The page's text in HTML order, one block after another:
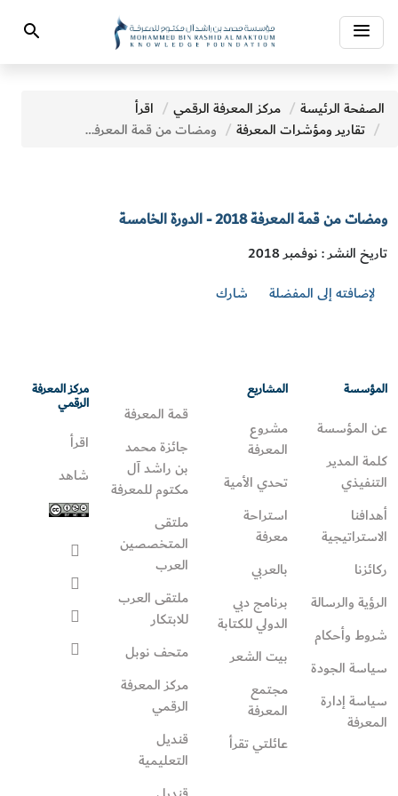
Toggle
navigation
Search
الصفحة الرئيسة مركز المعرفة الرقمي
اقرأ
تقارير ومؤشرات المعرفة
ومضات من قمة المعرفة 2018 - الدورة الخامسة
ومضات من قمة المعرفة 2018 - الدورة الخامسة
تاريخ النشر : نوفمبر 2018
لإضافته إلى المفضلة
شارك
المؤسسة
عن المؤسسة
كلمة المدير
التنفيذي
أهدافنا
الاستراتيجية
ركائزنا
الرؤية والرسالة
شروط وأحكام
سياسة الجودة
سياسة إدارة
المعرفة
المشاريع
مشروع
المعرفة
تحدي الأمية
استراحة
معرفة
بالعربي
برنامج دبي
الدولي للكتابة
بيت الشعر
مجتمع
المعرفة
عائلتي تقرأ‎
قمة المعرفة
جائزة محمد
بن راشد آل
مكتوم للمعرفة
ملتقى
المتخصصين
العرب
ملتقى العرب
للابتكار
متحف نوبل
مركز المعرفة
الرقمي
قنديل
التعليمية
مركز المعرفة
الرقمي
اقرأ
شاهد